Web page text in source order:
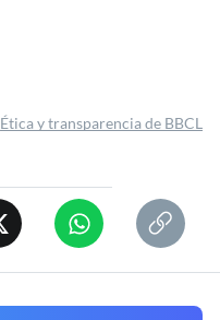
Ética y transparencia de BBCL